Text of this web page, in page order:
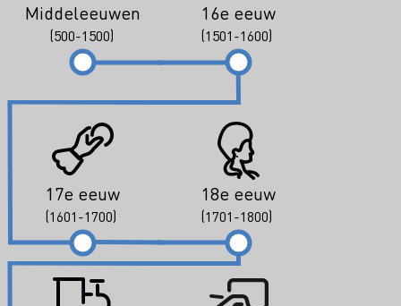
Middeleeuwen
(500-1500)
16e eeuw
(1501-1600)
17e eeuw
(1601-1700)
18e eeuw
(1701-1800)